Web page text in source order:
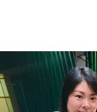
トピックス
TBS Podcast
お知らせ
イベント・グッズ
YouTube